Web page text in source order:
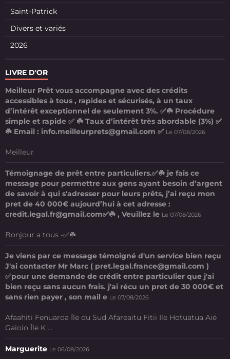
Saint-Patrick
Divers et variés
2026
LIVRE D'OR
Meilleur Prêt vous accompagne avec des crédits
accessibles à tous , rapides et sécurisés, à un taux
d’intérêt exceptionnel de seulement 3%. ✅☘️ Procédure
simple et rapide ✅ ☘️ Taux d’intérêt très abordable (3%) ✅
☘️ Email : info.meilleurprets@gmail.com ✅ Le 07/08/2026
Meilleur
Témoignage de prêt entre particuliers.✅☘️ je fais ce
message pour permettre aux gens ayant besoin d’argent
de savoir à qui s'adresser pour leurs prêts, j’ai reçu mon
pret de 40 000€ aujourd’hui à cet adresse :
credit.legal.fr@gmail.com✅☘️ , Veuillez le Le 07/08/2026
Bonjour a tous -✅☘️
Je viens par ce message témoigné d'un service bien reçu
J'ai contacter Mr Marc ( pret.legal.france@gmail.com )
✅pour une demande de crédit entre particulier que j'ai
bien reçu sans aucun frais. j'ai récu un pret de 30 000€ et
sans rien payer , son mail e Le 07/08/2026
Afaahiti Fenuaroa Île du Sud Afareaitu Fitii Ile Hotuatua Aié
Gaioio Île K ...
Marguerite Le 06/08/2026